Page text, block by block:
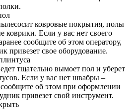
ковровые покрытия, полы
коврики. Если у вас нет своего
сообщите об этом оператору,
привезет свое оборудование.
тщательно вымоет пол и уберет
Если у вас нет швабры –
об этом при оформлении
привезет свой инструмент.